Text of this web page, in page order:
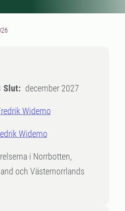
Slut: december 2027
Widemo
Widemo
i Norrbotten,
och Västernorrlands